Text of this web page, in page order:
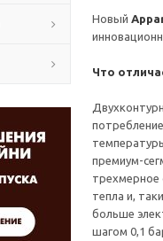
Новый
Что
премиум-
трехмерное
тепла и,
больше
шагом 0,1